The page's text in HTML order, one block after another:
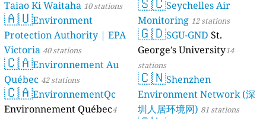
Taiao Ki Waitaha 10 stations
🇦🇺Environment
Protection Authority | EPA
Victoria 40 stations
🇨🇦Environnement Au
Québec 42 stations
🇨🇦EnvironnementQc
Environnement Québec4
stationsSeychelles Air
Monitoring 12 stations
🇬🇩SGU-GND St.
George’s University14
stations
🇨🇳Shenzhen
Environment Network (深
圳人居环境网) 81 stations